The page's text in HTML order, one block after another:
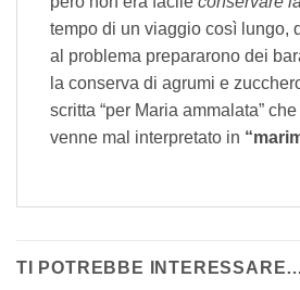
tempo di un viaggio così lungo,
al problema prepararono dei
la conserva di agrumi e
scritta “per Maria ammalata”
venne mal interpretato in
TI POTREBBE